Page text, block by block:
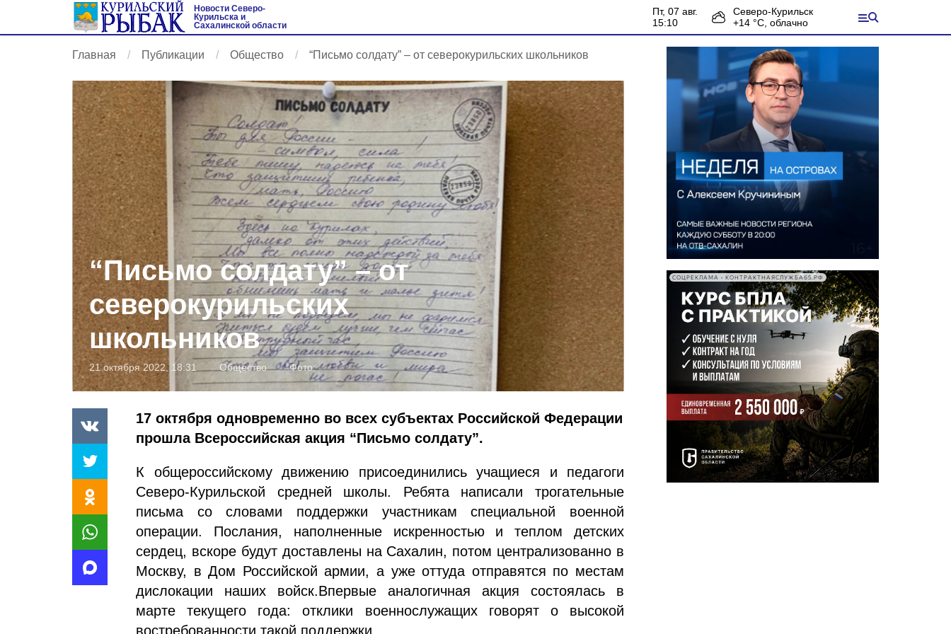
Новости Северо-
Курильска и
Сахалинской области
пт, 07 авг.
15:10
Северо-Курильск
+14 °С, облачно
Главная Публикации Общество “Письмо солдату” – от северокурильских школьников
“Письмо солдату” – от
северокурильских
школьников
21 октября 2022, 18:31 Общество Фото:
17 октября одновременно во всех субъектах Российской Федерации
прошла Всероссийская акция “Письмо солдату”.
К общероссийскому движению присоединились учащиеся и педагоги
Северо-Курильской средней школы. Ребята написали трогательные
письма со словами поддержки участникам специальной военной
операции. Послания, наполненные искренностью и теплом детских
сердец, вскоре будут доставлены на Сахалин, потом централизованно в
Москву, в Дом Российской армии, а уже оттуда отправятся по местам
дислокации наших войск.Впервые аналогичная акция состоялась в
марте текущего года: отклики военнослужащих говорят о высокой
востребованности такой поддержки.
СОЦРЕКЛАМА • КОНТРАКТНАЯСЛУЖБА65.РФ